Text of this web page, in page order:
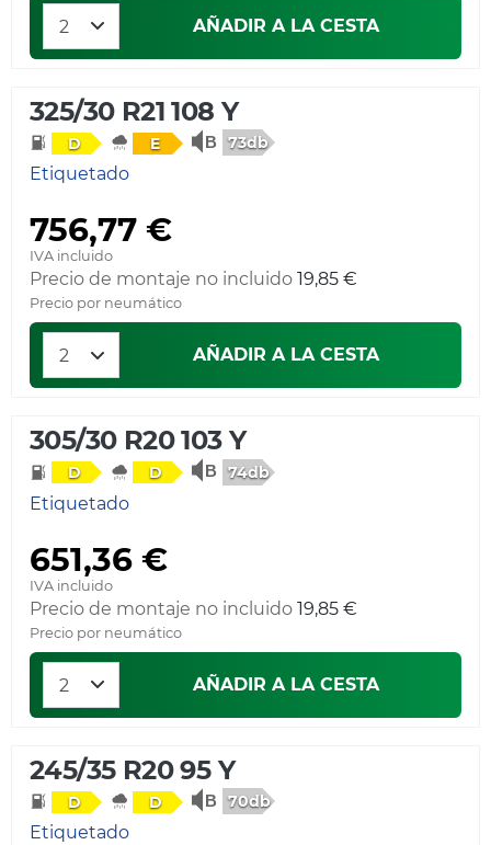
AÑADIR A LA CESTA
325/30 R21 108 Y
D E 73db
Etiquetado
756,77 €
IVA incluido
Precio de montaje no incluido 19,85 €
Precio por neumático
AÑADIR A LA CESTA
305/30 R20 103 Y
D D 74db
Etiquetado
651,36 €
IVA incluido
Precio de montaje no incluido 19,85 €
Precio por neumático
AÑADIR A LA CESTA
245/35 R20 95 Y
D D 70db
Etiquetado